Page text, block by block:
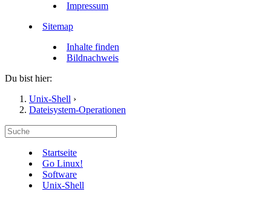
Impressum
Sitemap
Inhalte finden
Bildnachweis
Du bist hier:
Unix-Shell ›
Dateisystem-Operationen
Startseite
Go Linux!
Software
Unix-Shell